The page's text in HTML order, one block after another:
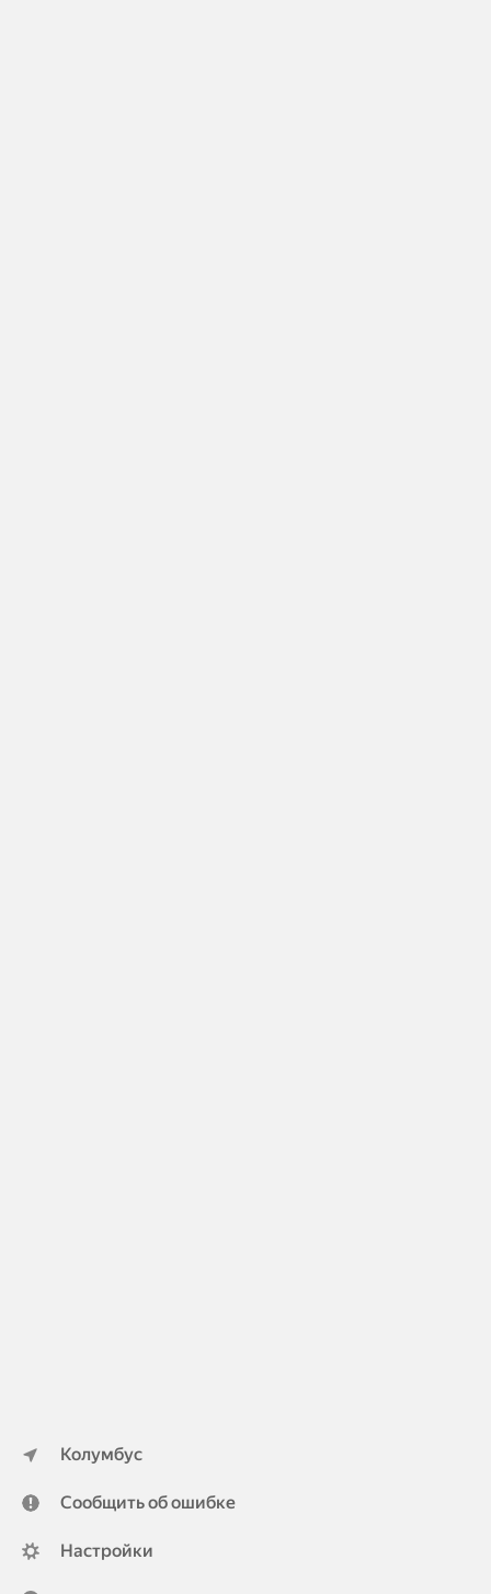
Колумбус
Сообщить об ошибке
Настройки